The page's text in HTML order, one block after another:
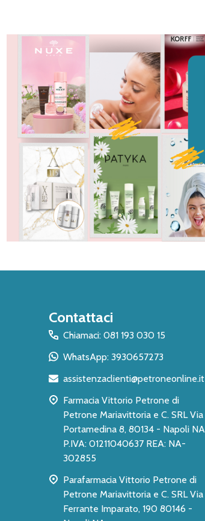
Contattaci
Chiamaci: 081 193 030 15
WhatsApp: 3930657273
assistenzaclienti@petroneonline.it
Farmacia Vittorio Petrone di
Petrone Mariavittoria e C. SRL Via
Portamedina 8, 80134 - Napoli NA
P.IVA: 01211040637 REA: NA-
302855
Parafarmacia Vittorio Petrone di
Petrone Mariavittoria e C. SRL Via
Ferrante Imparato, 190 80146 -